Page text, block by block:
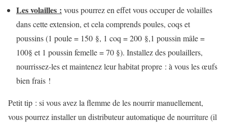
Les volailles : vous pourrez en effet vous occuper de volailles
dans cette extension, et cela comprends poules, coqs et
poussins (1 poule = 150 §, 1 coq = 200 §,1 poussin mâle =
100§ et 1 poussin femelle = 70 §). Installez des poulaillers,
nourrissez-les et maintenez leur habitat propre : à vous les œufs
bien frais !
Petit tip : si vous avez la flemme de les nourrir manuellement,
vous pourrez installer un distributeur automatique de nourriture (il